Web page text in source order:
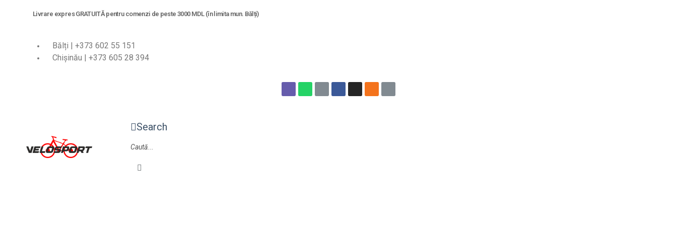
Livrare expres GRATUITĂ pentru comenzi de peste 3000 MDL (în limita mun. Bălți)
Bălți | +373 602 55 151
Chișinău | +373 605 28 394
Search